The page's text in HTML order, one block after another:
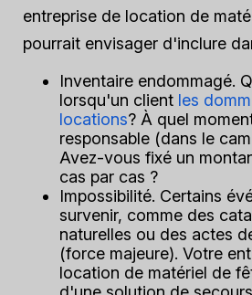
entreprise de location de
pourrait envisager d'inclure
Inventaire endommagé.
lorsqu'un client les
locations? À quel
responsable (dans le
Avez-vous fixé un
cas par cas ?
Impossibilité. Certains
survenir, comme des
naturelles ou des actes
(force majeure). Votre
location de matériel de